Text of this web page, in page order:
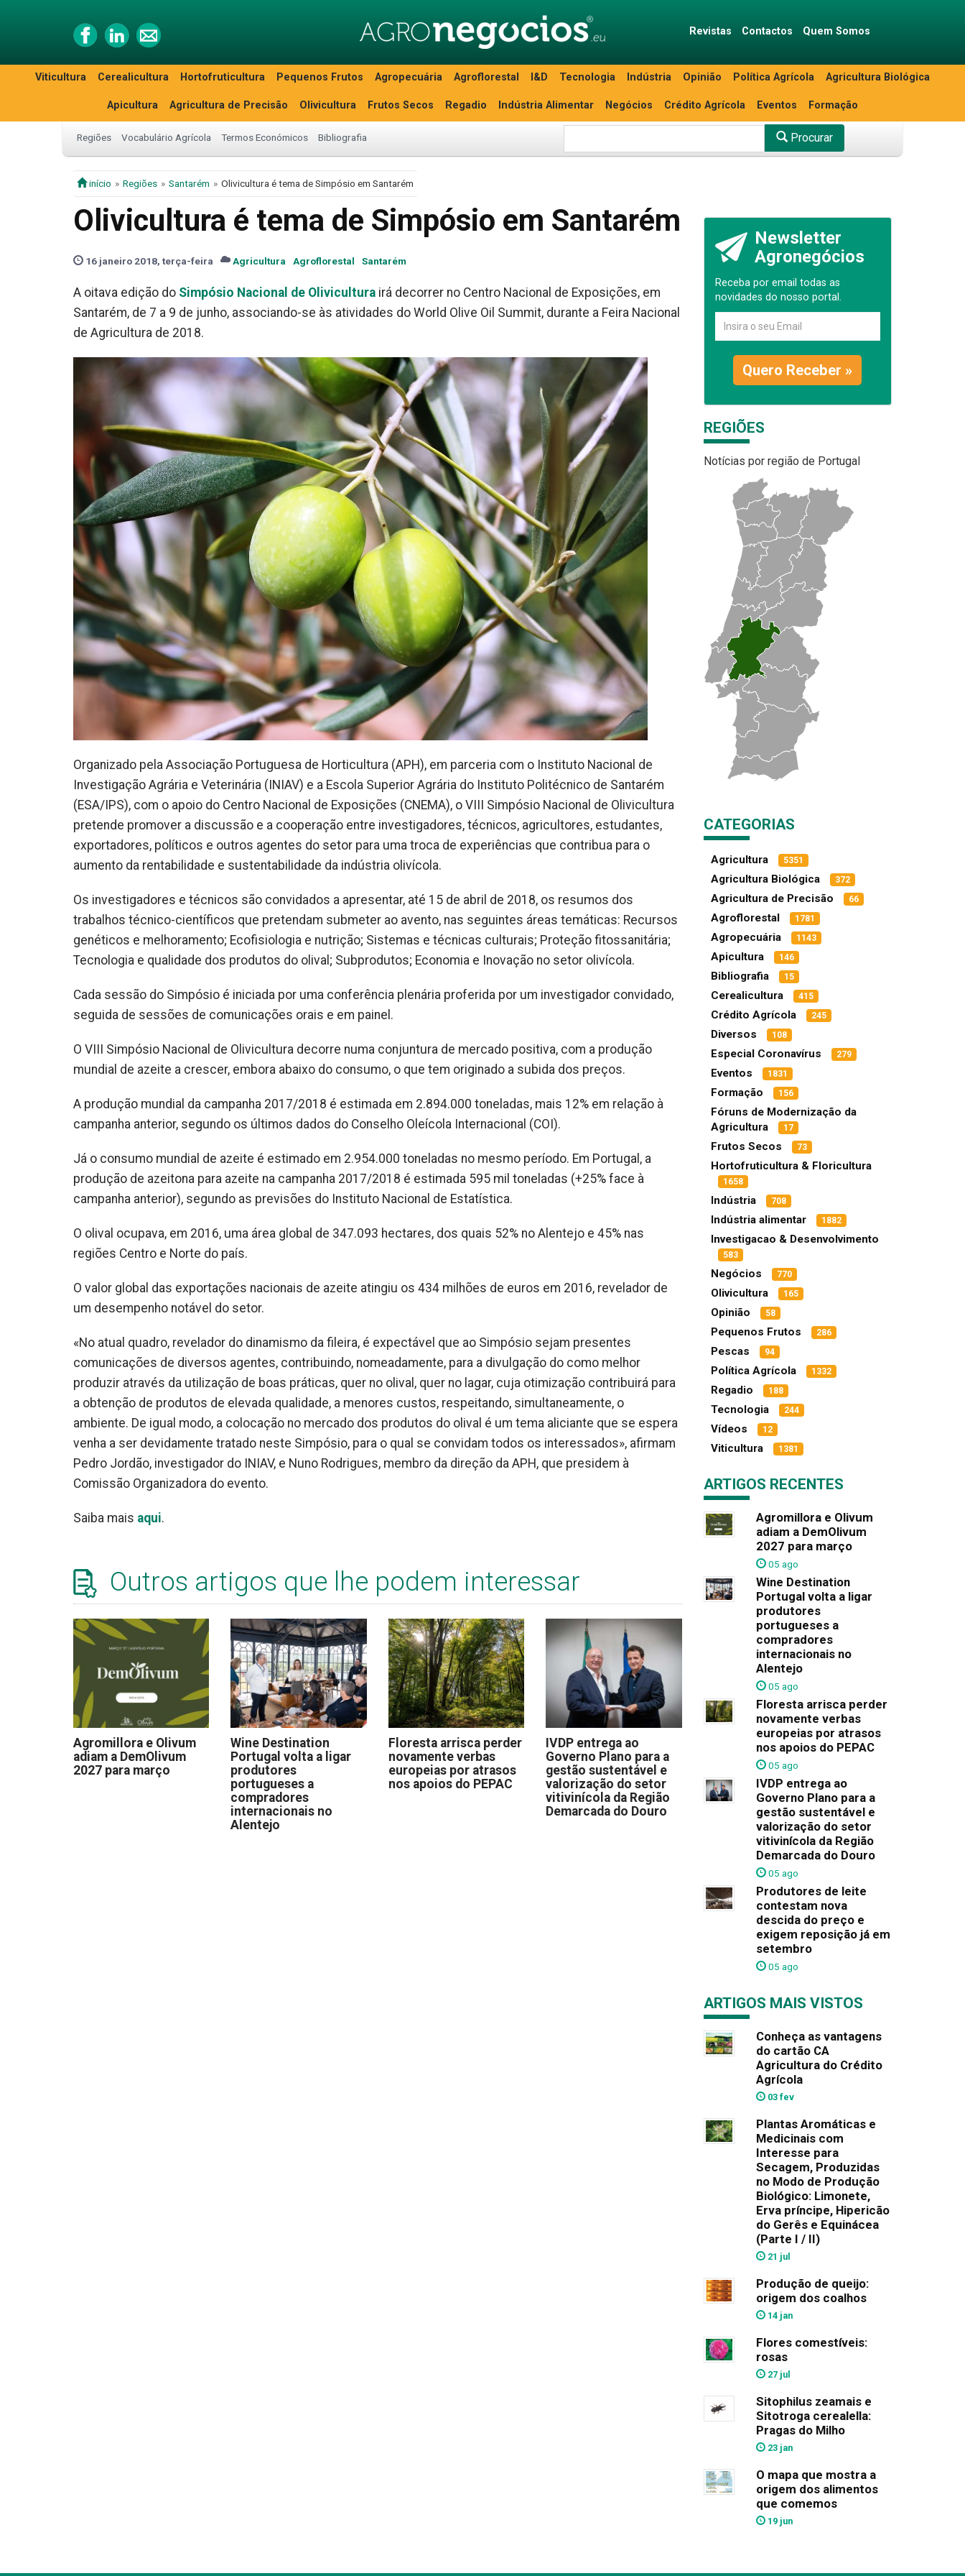
Revistas Contactos Quem Somos
Viticultura Cerealicultura Hortofruticultura Pequenos Frutos Agropecuária Agroflorestal I&D Tecnologia Indústria Opinião Política Agrícola Agricultura Biológica
Apicultura Agricultura de Precisão Olivicultura Frutos Secos Regadio Indústria Alimentar Negócios Crédito Agrícola Eventos Formação
Regiões Vocabulário Agrícola Termos Económicos Bibliografia Procurar
início Regiões Santarém Olivicultura é tema de Simpósio em Santarém
Olivicultura é tema de Simpósio em Santarém
16 janeiro 2018, terça-feira Agricultura Agroflorestal Santarém
A oitava edição do Simpósio Nacional de Olivicultura irá decorrer no Centro Nacional de Exposições, em
Santarém, de 7 a 9 de junho, associando-se às atividades do World Olive Oil Summit, durante a Feira Nacional
de Agricultura de 2018.
Organizado pela Associação Portuguesa de Horticultura (APH), em parceria com o Instituto Nacional de
Investigação Agrária e Veterinária (INIAV) e a Escola Superior Agrária do Instituto Politécnico de Santarém
(ESA/IPS), com o apoio do Centro Nacional de Exposições (CNEMA), o VIII Simpósio Nacional de Olivicultura
pretende promover a discussão e a cooperação entre investigadores, técnicos, agricultores, estudantes,
exportadores, políticos e outros agentes do setor para uma troca de experiências que contribua para o
aumento da rentabilidade e sustentabilidade da indústria olivícola.
Os investigadores e técnicos são convidados a apresentar, até 15 de abril de 2018, os resumos dos
trabalhos técnico-científicos que pretendam submeter ao avento, nas seguintes áreas temáticas: Recursos
genéticos e melhoramento; Ecofisiologia e nutrição; Sistemas e técnicas culturais; Proteção fitossanitária;
Tecnologia e qualidade dos produtos do olival; Subprodutos; Economia e Inovação no setor olivícola.
Cada sessão do Simpósio é iniciada por uma conferência plenária proferida por um investigador convidado,
seguida de sessões de comunicações orais e em painel.
O VIII Simpósio Nacional de Olivicultura decorre numa conjuntura de mercado positiva, com a produção
mundial de azeite a crescer, embora abaixo do consumo, o que tem originado a subida dos preços.
A produção mundial da campanha 2017/2018 é estimada em 2.894.000 toneladas, mais 12% em relação à
campanha anterior, segundo os últimos dados do Conselho Oleícola Internacional (COI).
Já o consumo mundial de azeite é estimado em 2.954.000 toneladas no mesmo período. Em Portugal, a
produção de azeitona para azeite na campanha 2017/2018 é estimada 595 mil toneladas (+25% face à
campanha anterior), segundo as previsões do Instituto Nacional de Estatística.
O olival ocupava, em 2016, uma área global de 347.093 hectares, dos quais 52% no Alentejo e 45% nas
regiões Centro e Norte do país.
O valor global das exportações nacionais de azeite atingiu os 434 milhões de euros em 2016, revelador de
um desempenho notável do setor.
«No atual quadro, revelador do dinamismo da fileira, é expectável que ao Simpósio sejam presentes
comunicações de diversos agentes, contribuindo, nomeadamente, para a divulgação do como melhor
produzir através da utilização de boas práticas, quer no olival, quer no lagar, cuja otimização contribuirá para
a obtenção de produtos de elevada qualidade, a menores custos, respeitando, simultaneamente, o
ambiente. De igual modo, a colocação no mercado dos produtos do olival é um tema aliciante que se espera
venha a ser devidamente tratado neste Simpósio, para o qual se convidam todos os interessados», afirmam
Pedro Jordão, investigador do INIAV, e Nuno Rodrigues, membro da direção da APH, que presidem à
Comissão Organizadora do evento.
Saiba mais aqui.
Outros artigos que lhe podem interessar
Agromillora e Olivum
adiam a DemOlivum
2027 para março
Wine Destination
Portugal volta a ligar
produtores
portugueses a
compradores
internacionais no
Alentejo
Floresta arrisca perder
novamente verbas
europeias por atrasos
nos apoios do PEPAC
IVDP entrega ao
Governo Plano para a
gestão sustentável e
valorização do setor
vitivinícola da Região
Demarcada do Douro
Newsletter
Agronegócios
Receba por email todas as
novidades do nosso portal.
Quero Receber »
REGIÕES
Notícias por região de Portugal
CATEGORIAS
Agricultura 5351
Agricultura Biológica 372
Agricultura de Precisão 66
Agroflorestal 1781
Agropecuária 1143
Apicultura 146
Bibliografia 15
Cerealicultura 415
Crédito Agrícola 245
Diversos 108
Especial Coronavírus 279
Eventos 1831
Formação 156
Fóruns de Modernização da
Agricultura
17
Frutos Secos 73
Hortofruticultura & Floricultura
1658
Indústria 708
Indústria alimentar 1882
Investigacao & Desenvolvimento
583
Negócios 770
Olivicultura 165
Opinião 58
Pequenos Frutos 286
Pescas 94
Política Agrícola 1332
Regadio 188
Tecnologia 244
Vídeos 12
Viticultura 1381
ARTIGOS RECENTES
Agromillora e Olivum
adiam a DemOlivum
2027 para março
05 ago
Wine Destination
Portugal volta a ligar
produtores
portugueses a
compradores
internacionais no
Alentejo
05 ago
Floresta arrisca perder
novamente verbas
europeias por atrasos
nos apoios do PEPAC
05 ago
IVDP entrega ao
Governo Plano para a
gestão sustentável e
valorização do setor
vitivinícola da Região
Demarcada do Douro
05 ago
Produtores de leite
contestam nova
descida do preço e
exigem reposição já em
setembro
05 ago
ARTIGOS MAIS VISTOS
Conheça as vantagens
do cartão CA
Agricultura do Crédito
Agrícola
03 fev
Plantas Aromáticas e
Medicinais com
Interesse para
Secagem, Produzidas
no Modo de Produção
Biológico: Limonete,
Erva príncipe, Hipericão
do Gerês e Equinácea
(Parte I / II)
21 jul
Produção de queijo:
origem dos coalhos
14 jan
Flores comestíveis:
rosas
27 jul
Sitophilus zeamais e
Sitotroga cerealella:
Pragas do Milho
23 jan
O mapa que mostra a
origem dos alimentos
que comemos
19 jun